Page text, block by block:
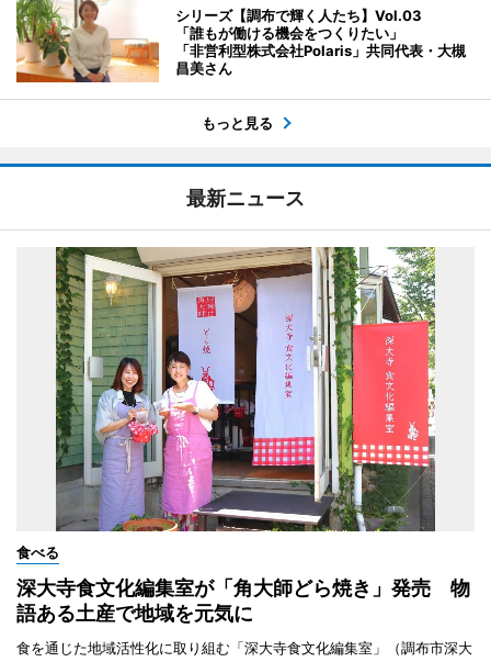
シリーズ【調布で輝く人たち】Vol.03
「誰もが働ける機会をつくりたい」
「非営利型株式会社Polaris」共同代表・大槻
昌美さん
もっと見る
最新ニュース
食べる
深大寺食文化編集室が「角大師どら焼き」発売 物
語ある土産で地域を元気に
食を通じた地域活性化に取り組む「深大寺食文化編集室」（調布市深大